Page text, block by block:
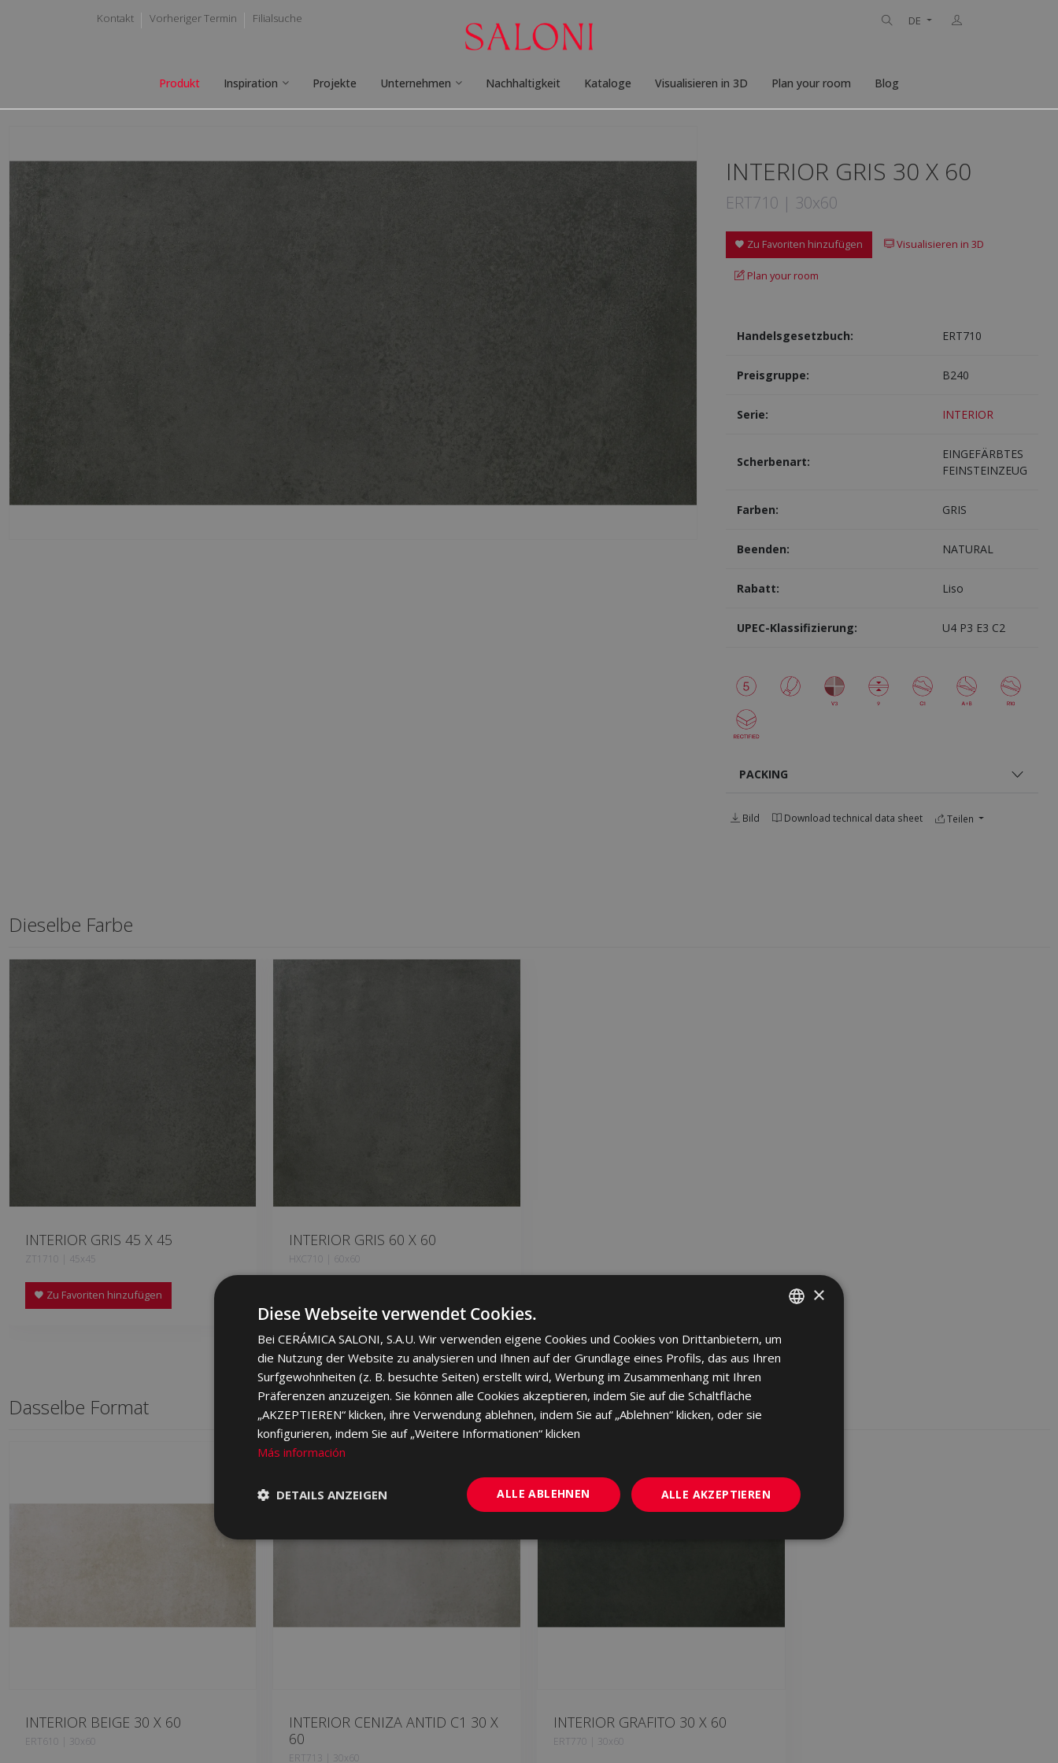
Kontakt Vorheriger Termin Filialsuche DE
Produkt Inspiration Projekte Unternehmen Nachhaltigkeit Kataloge Visualisieren in 3D Plan your room Blog
INTERIOR GRIS 30 X 60
ERT710 | 30x60
Zu Favoriten hinzufügen Visualisieren in 3D
Plan your room
Handelsgesetzbuch: ERT710
Preisgruppe: B240
Serie: INTERIOR
Scherbenart:
EINGEFÄRBTES
FEINSTEINZEUG
Farben: GRIS
Beenden: NATURAL
Rabatt: Liso
UPEC-Klassifizierung: U4 P3 E3 C2
PACKING
Bild Download technical data sheet Teilen
Dieselbe Farbe
INTERIOR GRIS 45 X 45
ZT1710 | 45x45
Zu Favoriten hinzufügen
INTERIOR GRIS 60 X 60
HXC710 | 60x60
Dasselbe Format
INTERIOR BEIGE 30 X 60
ERT610 | 30x60
INTERIOR CENIZA ANTID C1 30 X
60
ERT713 | 30x60
INTERIOR GRAFITO 30 X 60
ERT770 | 30x60
SPANISH
ENGLISH
GERMAN
×
Diese Webseite verwendet Cookies.
Bei CERÁMICA SALONI, S.A.U. Wir verwenden eigene Cookies und Cookies von Drittanbietern, um
die Nutzung der Website zu analysieren und Ihnen auf der Grundlage eines Profils, das aus Ihren
Surfgewohnheiten (z. B. besuchte Seiten) erstellt wird, Werbung im Zusammenhang mit Ihren
Präferenzen anzuzeigen. Sie können alle Cookies akzeptieren, indem Sie auf die Schaltfläche
„AKZEPTIEREN“ klicken, ihre Verwendung ablehnen, indem Sie auf „Ablehnen“ klicken, oder sie
konfigurieren, indem Sie auf „Weitere Informationen“ klicken
Más información
ALLE AKZEPTIEREN
ALLE ABLEHNEN
DETAILS ANZEIGEN